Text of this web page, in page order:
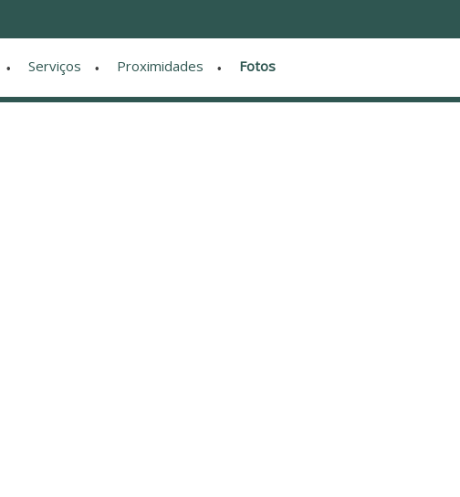
• Serviços • Proximidades • Fotos